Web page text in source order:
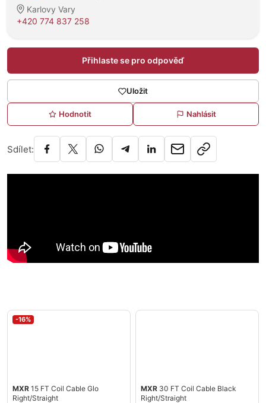
Karlovy Vary
+420 774 837 258
Přihlaste se pro odpověď
Uložit
Hodnotit Nahlásit
Sdílet:
-16%
MXR 15 FT Coil Cable Glo
Right/Straight
MXR 30 FT Coil Cable Black
Right/Straight